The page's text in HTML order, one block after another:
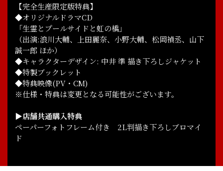
【完全生産限定版特典】
◆オリジナルドラマCD
「生霊とプールサイドと虹の橋」
（出演:浪川大輔、上田麗奈、小野大輔、松岡禎丞、山下
誠一郎 ほか）
◆キャラクターデザイン: 中井 準 描き下ろしジャケット
◆特製ブックレット
◆特典映像(PV・CM)
※仕様・特典は変更となる可能性がございます。
▶店舗共通購入特典
ペーパーフォトフレーム付き 2L判描き下ろしブロマイ
ド